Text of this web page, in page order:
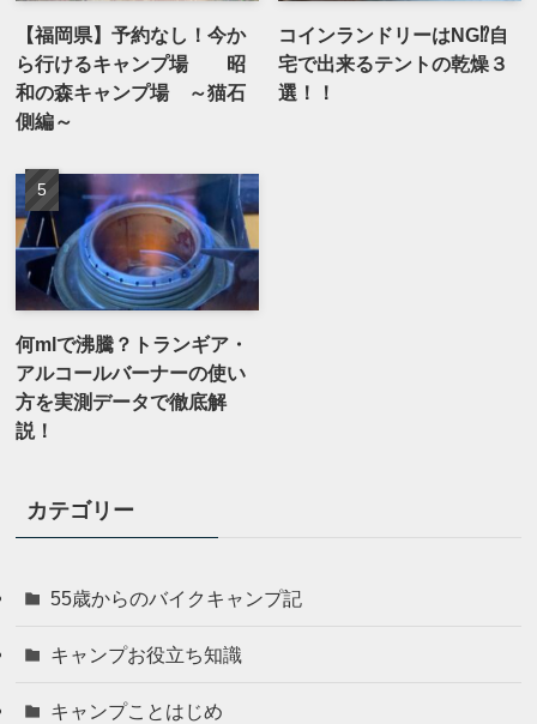
【福岡県】予約なし！今か
ら行けるキャンプ場 昭
和の森キャンプ場 ～猫石
側編～
コインランドリーはNG⁉自
宅で出来るテントの乾燥３
選！！
何mlで沸騰？トランギア・
アルコールバーナーの使い
方を実測データで徹底解
説！
カテゴリー
55歳からのバイクキャンプ記
キャンプお役立ち知識
キャンプことはじめ